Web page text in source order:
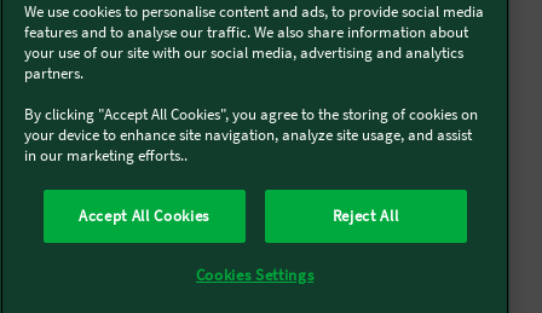
Thermomix®
Qui sommes-nous
We use cookies to personalise content and ads, to provide social media
features and to analyse our traffic. We also share information about
your use of our site with our social media, advertising and analytics
partners.
By clicking "Accept All Cookies", you agree to the storing of cookies on
your device to enhance site navigation, analyze site usage, and assist
in our marketing efforts..
Accept All Cookies Reject All
Cookies Settings